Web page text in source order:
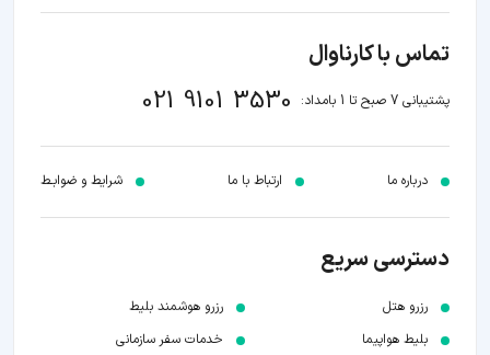
تماس با کارناوال
پشتیبانی 7 صبح تا 1 بامداد: 021 9101 3530
درباره ما ارتباط با ما شرایط و ضوابـط
دسترسی سریع
رزرو هتل
بلیط هواپیما
رزرو هوشمند بلیط
خدمات سفر سازمانی